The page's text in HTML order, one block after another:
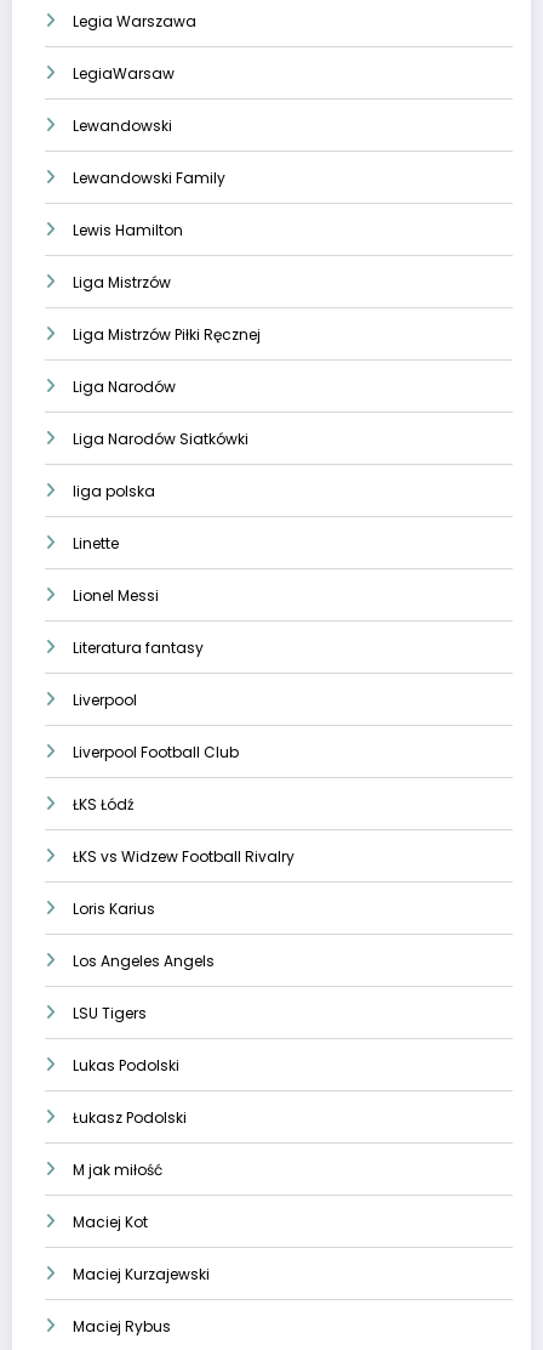
Legia Warszawa
LegiaWarsaw
Lewandowski
Lewandowski Family
Lewis Hamilton
Liga Mistrzów
Liga Mistrzów Piłki Ręcznej
Liga Narodów
Liga Narodów Siatkówki
liga polska
Linette
Lionel Messi
Literatura fantasy
Liverpool
Liverpool Football Club
ŁKS Łódź
ŁKS vs Widzew Football Rivalry
Loris Karius
Los Angeles Angels
LSU Tigers
Lukas Podolski
Łukasz Podolski
M jak miłość
Maciej Kot
Maciej Kurzajewski
Maciej Rybus